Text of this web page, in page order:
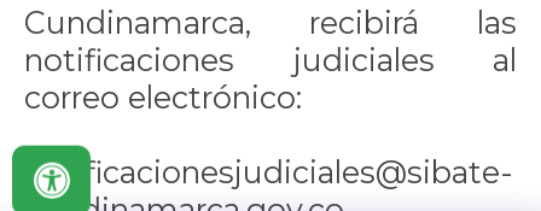
Cundinamarca, recibirá las
notificaciones judiciales al
correo electrónico:
notificacionesjudiciales@sibate-